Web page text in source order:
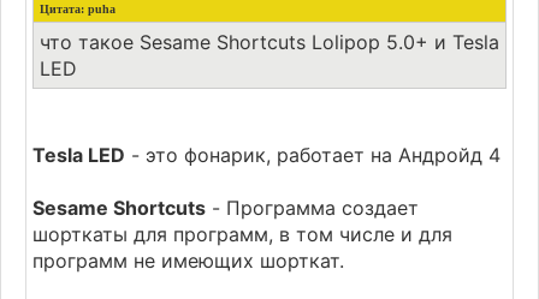
Цитата:puha
что такое Sesame Shortcuts Lolipop 5.0+ и Tesla
LED
Tesla LED - это фонарик, работает на Андройд 4
Sesame Shortcuts - Программа создает
шорткаты для программ, в том числе и для
программ не имеющих шорткат.